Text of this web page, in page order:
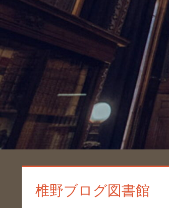
キ
椎野ブログ図書館